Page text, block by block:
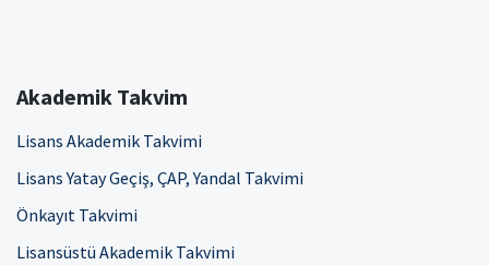
Akademik Takvim
Lisans Akademik Takvimi
Lisans Yatay Geçiş, ÇAP, Yandal Takvimi
Önkayıt Takvimi
Lisansüstü Akademik Takvimi